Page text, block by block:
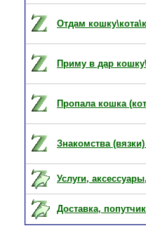
Отдам
Приму в дар
Пропала кошка
Знакомства
Услуги,
Доставка,